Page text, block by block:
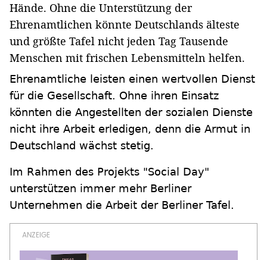
Hände. Ohne die Unterstützung der
Ehrenamtlichen könnte Deutschlands älteste
und größte Tafel nicht jeden Tag Tausende
Menschen mit frischen Lebensmitteln helfen.
Ehrenamtliche leisten einen wertvollen Dienst
für die Gesellschaft. Ohne ihren Einsatz
könnten die Angestellten der sozialen Dienste
nicht ihre Arbeit erledigen, denn die Armut in
Deutschland wächst stetig.
Im Rahmen des Projekts "Social Day"
unterstützen immer mehr Berliner
Unternehmen die Arbeit der Berliner Tafel.